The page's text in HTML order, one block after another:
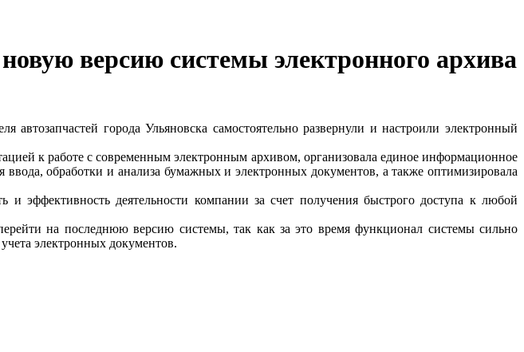
версию системы электронного архива
города Ульяновска самостоятельно развернули и настроили электронный
к работе с современным электронным архивом, организовала единое информационное
обработки и анализа бумажных и электронных документов, а также оптимизировала
эффективность деятельности компании за счет получения быстрого доступа к любой
на последнюю версию системы, так как за это время функционал системы сильно
электронных документов.